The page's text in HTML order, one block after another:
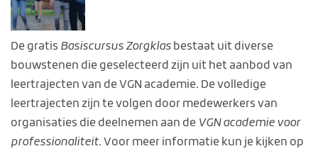
De gratis Basiscursus Zorgklas bestaat uit diverse
bouwstenen die geselecteerd zijn uit het aanbod van
leertrajecten van de VGN academie. De volledige
leertrajecten zijn te volgen door medewerkers van
organisaties die deelnemen aan de VGN academie voor
professionaliteit. Voor meer informatie kun je kijken op